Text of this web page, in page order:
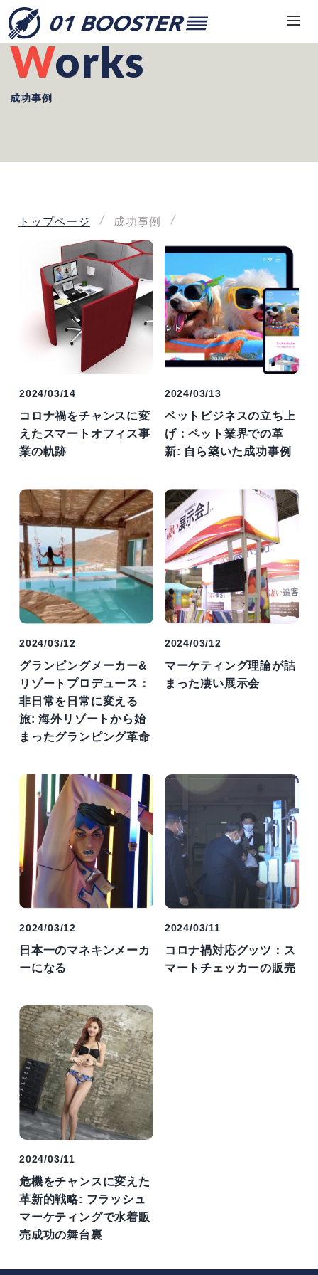
Works
成功事例
トップページ 成功事例
2024/03/14
コロナ禍をチャンスに変
えたスマートオフィス事
業の軌跡
2024/03/13
ペットビジネスの立ち上
げ：ペット業界での革
新: 自ら築いた成功事例
2024/03/12
グランピングメーカー&
リゾートプロデュース：
非日常を日常に変える
旅: 海外リゾートから始
まったグランピング革命
2024/03/12
マーケティング理論が詰
まった凄い展示会
2024/03/12
日本一のマネキンメーカ
ーになる
2024/03/11
コロナ禍対応グッツ：ス
マートチェッカーの販売
2024/03/11
危機をチャンスに変えた
革新的戦略: フラッシュ
マーケティングで水着販
売成功の舞台裏